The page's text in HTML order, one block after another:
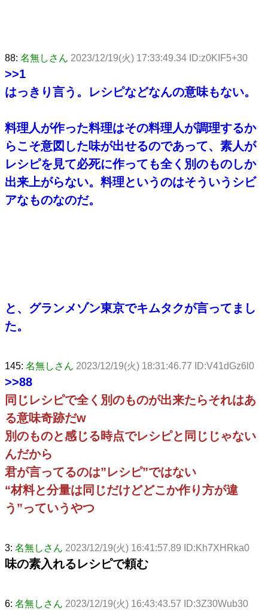
88: 名無しさん 2023/12/19(火) 17:33:49.34 ID:z0KIF5+30
>>1
はっきり言う。レシピなどなんの意味もない。
料理人が作った料理はその料理人が調理するか
らこそ意図した味が出せるのであって、素人が
レシピを見て必死に作っても全く別のものしか
出来上がらない。料理というのはそういうシビ
アなものなのだ。
と、グランメゾン東京でキムタクが言ってまし
た。
145: 名無しさん 2023/12/19(火) 18:31:46.77 ID:V41dGz6l0
>>88
同じレシピで全く別のものが出来たらそれはあ
る意味奇跡だw
別のものと感じる時点でレシピと同じじゃない
んだから
君が言ってるのは”レシピ”ではない
“材料と分量は同じだけどどこか作り方が違
う”っていうやつ
3: 名無しさん 2023/12/19(火) 16:41:57.89 ID:Kh7XHRka0
味の素入れるレシピで頼む
6: 名無しさん 2023/12/19(火) 16:43:43.57 ID:3Z30Wub30